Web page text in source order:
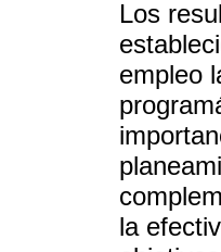
Los
empleo
la